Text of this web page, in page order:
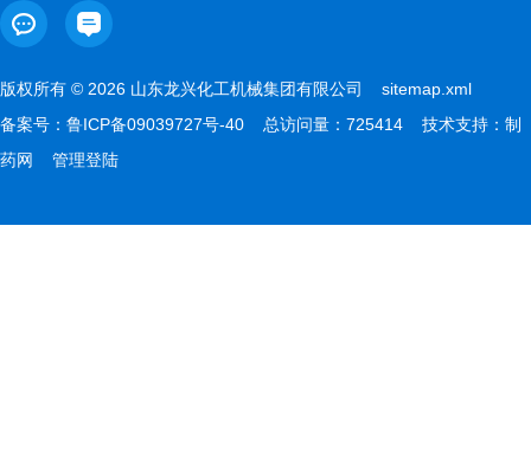
版权所有 © 2026 山东龙兴化工机械集团有限公司 sitemap.xml
备案号： 鲁ICP备09039727号-40 总访问量：725414 技术支持： 制
药网
管理登陆